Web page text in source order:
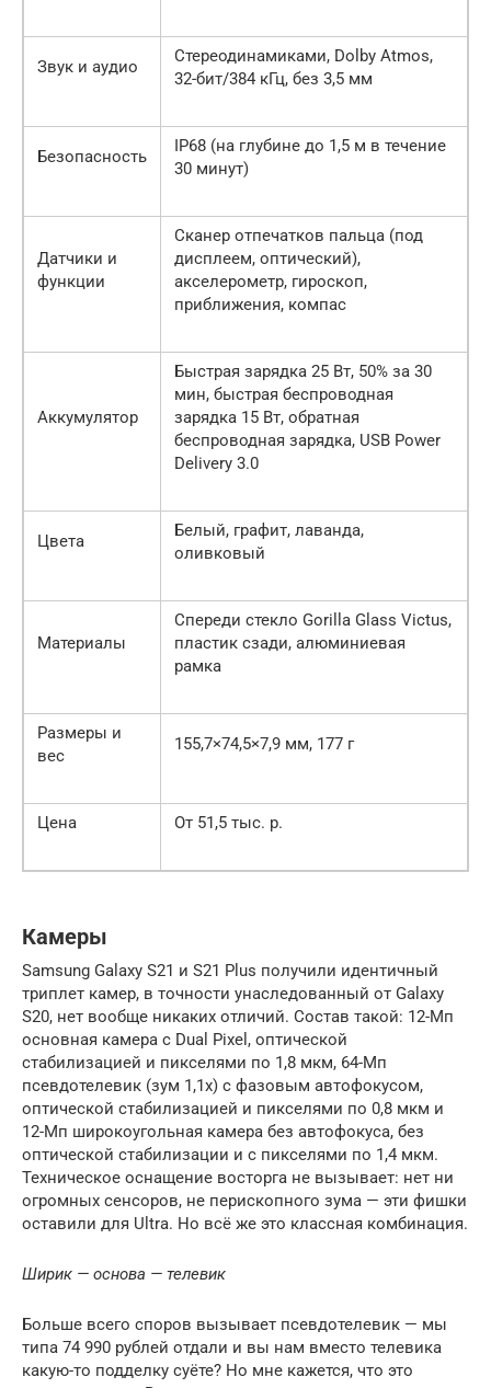
Звук и аудио
Стереодинамиками, Dolby Atmos,
32-бит/384 кГц, без 3,5 мм
Безопасность
IP68 (на глубине до 1,5 м в течение
30 минут)
Датчики и
функции
Сканер отпечатков пальца (под
дисплеем, оптический),
акселерометр, гироскоп,
приближения, компас
Аккумулятор
Быстрая зарядка 25 Вт, 50% за 30
мин, быстрая беспроводная
зарядка 15 Вт, обратная
беспроводная зарядка, USB Power
Delivery 3.0
Цвета
Белый, графит, лаванда,
оливковый
Материалы
Спереди стекло Gorilla Glass Victus,
пластик сзади, алюминиевая
рамка
Размеры и
вес
155,7×74,5×7,9 мм, 177 г
Цена От 51,5 тыс. р.
Камеры
Samsung Galaxy S21 и S21 Plus получили идентичный
триплет камер, в точности унаследованный от Galaxy
S20, нет вообще никаких отличий. Состав такой: 12-Мп
основная камера с Dual Pixel, оптической
стабилизацией и пикселями по 1,8 мкм, 64-Мп
псевдотелевик (зум 1,1х) с фазовым автофокусом,
оптической стабилизацией и пикселями по 0,8 мкм и
12-Мп широкоугольная камера без автофокуса, без
оптической стабилизации и с пикселями по 1,4 мкм.
Техническое оснащение восторга не вызывает: нет ни
огромных сенсоров, не перископного зума — эти фишки
оставили для Ultra. Но всё же это классная комбинация.
Ширик — основа — телевик
Больше всего споров вызывает псевдотелевик — мы
типа 74 990 рублей отдали и вы нам вместо телевика
какую-то подделку суёте? Но мне кажется, что это